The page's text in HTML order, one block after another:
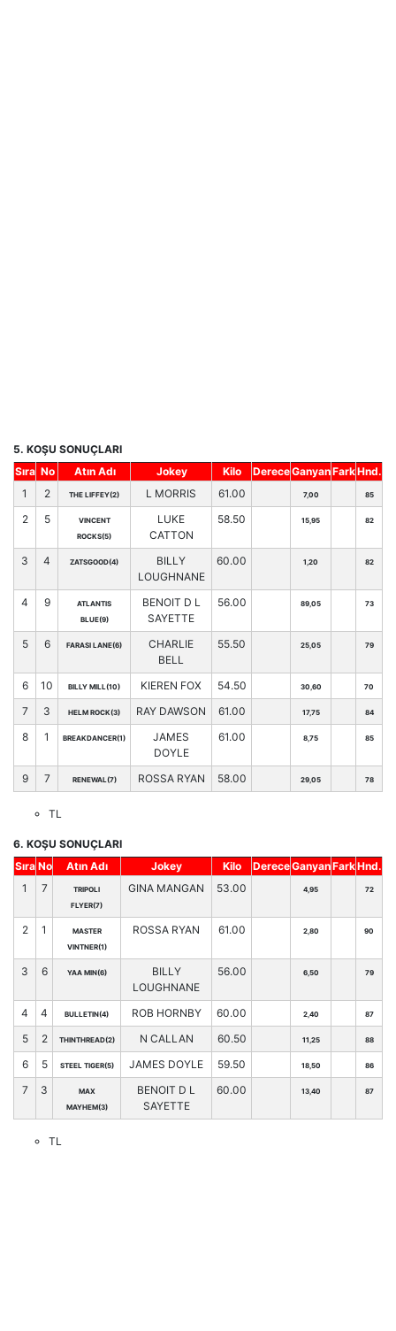
5. KOŞU SONUÇLARI
Sıra No Atın Adı Jokey Kilo DereceGanyanFarkHnd.
1
2 THE LIFFEY(2) L MORRIS 61.00 7,00 85
2 5
VINCENT
ROCKS(5)
LUKE
CATTON
58.50 15,95 82
3 4 ZATSGOOD(4)
BILLY
LOUGHNANE
60.00 1,20 82
4 9
ATLANTIS
BLUE(9)
BENOIT D L
SAYETTE
56.00 89,05 73
5 6 FARASI LANE(6)
CHARLIE
BELL
55.50 25,05 79
6 10 BILLY MILL(10) KIEREN FOX 54.50 30,60 70
7 3 HELM ROCK(3) RAY DAWSON 61.00 17,75 84
8 1 BREAKDANCER(1)
JAMES
DOYLE
61.00 8,75 85
9 7 RENEWAL(7) ROSSA RYAN 58.00 29,05 78
TL
6. KOŞU SONUÇLARI
Sıra No Atın Adı Jokey Kilo DereceGanyanFarkHnd.
1
7
TRIPOLI
FLYER(7)
GINA MANGAN 53.00 4,95 72
2 1
MASTER
VINTNER(1)
ROSSA RYAN 61.00 2,80 90
3 6 YAA MIN(6)
BILLY
LOUGHNANE
56.00 6,50 79
4 4 BULLETIN(4) ROB HORNBY 60.00 2,40 87
5 2 THINTHREAD(2) N CALLAN 60.50 11,25 88
6 5 STEEL TIGER(5) JAMES DOYLE 59.50 18,50 86
7 3
MAX
MAYHEM(3)
BENOIT D L
SAYETTE
60.00 13,40 87
TL